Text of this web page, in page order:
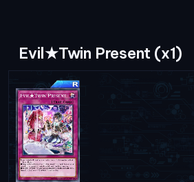
Evil★Twin Present (x1)